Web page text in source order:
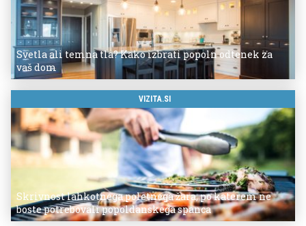
Svetla ali temna tla? Kako izbrati popoln odtenek za
vaš dom
VIZITA.SI
Skrivnost lahkotnega poletnega žara, po katerem ne
boste potrebovali popoldanskega spanca